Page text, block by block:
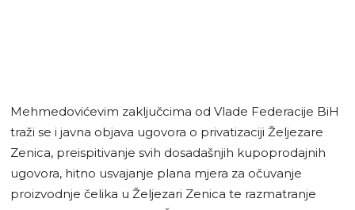
Mehmedovićevim zaključcima od Vlade Federacije BiH
traži se i javna objava ugovora o privatizaciji Željezare
Zenica, preispitivanje svih dosadašnjih kupoprodajnih
ugovora, hitno usvajanje plana mjera za očuvanje
proizvodnje čelika u Željezari Zenica te razmatranje